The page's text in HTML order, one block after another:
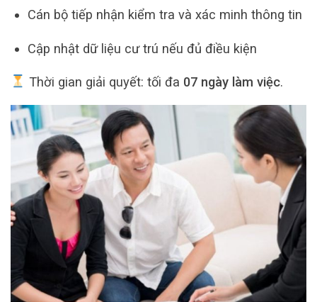
Cán bộ tiếp nhận kiểm tra và xác minh thông tin
Cập nhật dữ liệu cư trú nếu đủ điều kiện
Thời gian giải quyết: tối đa 07 ngày làm việc.